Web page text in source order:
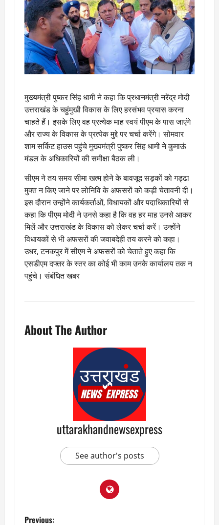
मुख्यमंत्री पुष्कर सिंह धामी ने कहा कि प्रधानमंत्री नरेंद्र मोदी
उत्तराखंड के चहुंमुखी विकास के लिए हरसंभव प्रयास करना
चाहते हैं। इसके लिए वह प्रत्येक माह स्वयं पीएम के पास जाएंगे
और राज्य के विकास के प्रत्येक मुद्दे पर चर्चा करेंगे। सोमवार
शाम सर्किट हाउस पहुंचे मुख्यमंत्री पुष्कर सिंह धामी ने कुमाऊं
मंडल के अधिकारियों की समीक्षा बैठक ली।
सीएम ने तय समय सीमा खत्म होने के बावजूद सड़कों को गड्ढा
मुक्त न किए जाने पर लोनिवि के अफसरों को कड़ी चेतावनी दी।
इस दौरान उन्होंने कार्यकर्ताओं, विधायकों और पदाधिकारियों से
कहा कि पीएम मोदी ने उनसे कहा है कि वह हर माह उनसे आकर
मिलें और उत्तराखंड के विकास को लेकर चर्चा करें। उन्होंने
विधायकों से भी अफसरों की जवाबदेही तय करने को कहा।
उधर, टनकपुर में सीएम ने अफसरों को चेताते हुए कहा कि
एसडीएम दफ्तर के स्तर का कोई भी काम उनके कार्यालय तक न
पहुंचे। संबंधित खबर
About The Author
uttarakhandnewsexpress
See author's posts
Previous: